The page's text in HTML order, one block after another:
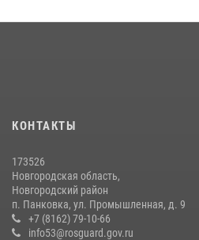
Новгородские росгвардейцы
Росгвардейцы из Великого Новгорода
спортивному самбо
04 августа 2026, 11:42
Новгородские росгвардейцы
лагеря «Волынь»
КОНТАКТЫ
173526
Новгородская область,
Новгородский район
п. Панковка, ул. Промышленная, д. 9
+7 (8162) 79-10-66
info53@rosguard.gov.ru